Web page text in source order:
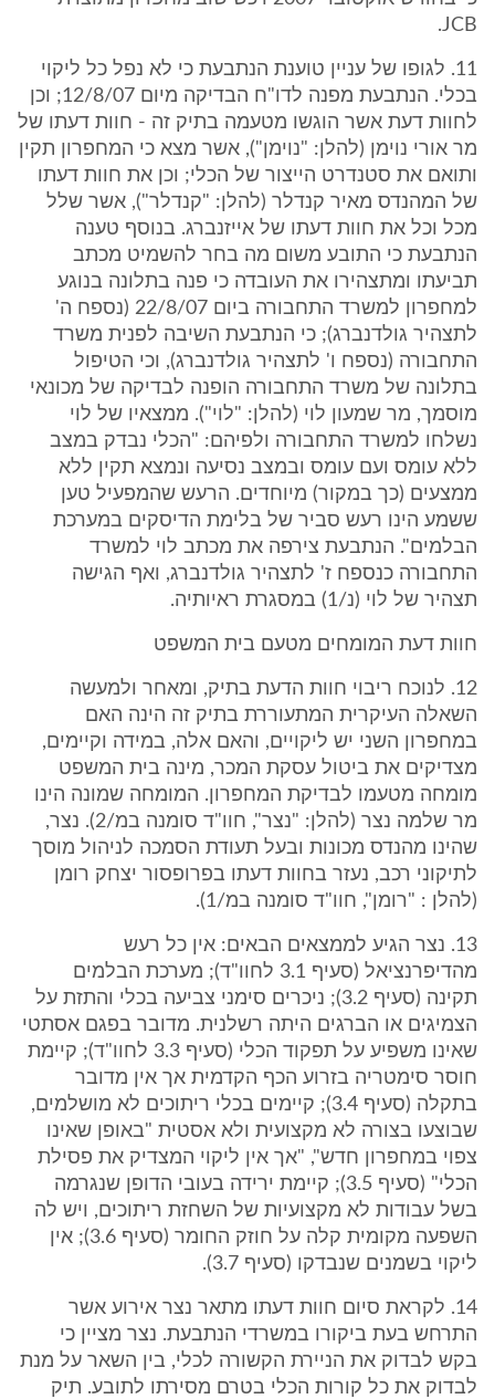
JCB.
11. לגופו של עניין טוענת הנתבעת כי לא נפל כל ליקוי
בכלי. הנתבעת מפנה לדו"ח הבדיקה מיום 12/8/07; וכן
לחוות דעת אשר הוגשו מטעמה בתיק זה - חוות דעתו של
מר אורי נוימן (להלן: "נוימן"), אשר מצא כי המחפרון תקין
ותואם את סטנדרט הייצור של הכלי; וכן את חוות דעתו
של המהנדס מאיר קנדלר (להלן: "קנדלר"), אשר שלל
מכל וכל את חוות דעתו של אייזנברג. בנוסף טענה
הנתבעת כי התובע משום מה בחר להשמיט מכתב
תביעתו ומתצהירו את העובדה כי פנה בתלונה בנוגע
למחפרון למשרד התחבורה ביום 22/8/07 (נספח ה'
לתצהיר גולדנברג); כי הנתבעת השיבה לפנית משרד
התחבורה (נספח ו' לתצהיר גולדנברג), וכי הטיפול
בתלונה של משרד התחבורה הופנה לבדיקה של מכונאי
מוסמך, מר שמעון לוי (להלן: "לוי"). ממצאיו של לוי
נשלחו למשרד התחבורה ולפיהם: "הכלי נבדק במצב
ללא עומס ועם עומס ובמצב נסיעה ונמצא תקין ללא
ממצעים (כך במקור) מיוחדים. הרעש שהמפעיל טען
ששמע הינו רעש סביר של בלימת הדיסקים במערכת
הבלמים". הנתבעת צירפה את מכתב לוי למשרד
התחבורה כנספח ז' לתצהיר גולדנברג, ואף הגישה
תצהיר של לוי (נ/1) במסגרת ראיותיה.
חוות דעת המומחים מטעם בית המשפט
12. לנוכח ריבוי חוות הדעת בתיק, ומאחר ולמעשה
השאלה העיקרית המתעוררת בתיק זה הינה האם
במחפרון השני יש ליקויים, והאם אלה, במידה וקיימים,
מצדיקים את ביטול עסקת המכר, מינה בית המשפט
מומחה מטעמו לבדיקת המחפרון. המומחה שמונה הינו
מר שלמה נצר (להלן: "נצר", חוו"ד סומנה במ/2). נצר,
שהינו מהנדס מכונות ובעל תעודת הסמכה לניהול מוסך
לתיקוני רכב, נעזר בחוות דעתו בפרופסור יצחק רומן
(להלן : "רומן", חוו"ד סומנה במ/1).
13. נצר הגיע לממצאים הבאים: אין כל רעש
מהדיפרנציאל (סעיף 3.1 לחוו"ד); מערכת הבלמים
תקינה (סעיף 3.2); ניכרים סימני צביעה בכלי והתזת על
הצמיגים או הברגים היתה רשלנית. מדובר בפגם אסתטי
שאינו משפיע על תפקוד הכלי (סעיף 3.3 לחוו"ד); קיימת
חוסר סימטריה בזרוע הכף הקדמית אך אין מדובר
בתקלה (סעיף 3.4); קיימים בכלי ריתוכים לא מושלמים,
שבוצעו בצורה לא מקצועית ולא אסטית "באופן שאינו
צפוי במחפרון חדש", "אך אין ליקוי המצדיק את פסילת
הכלי" (סעיף 3.5); קיימת ירידה בעובי הדופן שנגרמה
בשל עבודות לא מקצועיות של השחזת ריתוכים, ויש לה
השפעה מקומית קלה על חוזק החומר (סעיף 3.6); אין
ליקוי בשמנים שנבדקו (סעיף 3.7).
14. לקראת סיום חוות דעתו מתאר נצר אירוע אשר
התרחש בעת ביקורו במשרדי הנתבעת. נצר מציין כי
בקש לבדוק את הניירת הקשורה לכלי, בין השאר על מנת
לבדוק את כל קורות הכלי בטרם מסירתו לתובע. תיק